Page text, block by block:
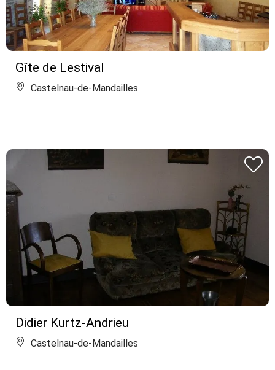
Gîte de Lestival
Castelnau-de-Mandailles
Didier Kurtz-Andrieu
Castelnau-de-Mandailles